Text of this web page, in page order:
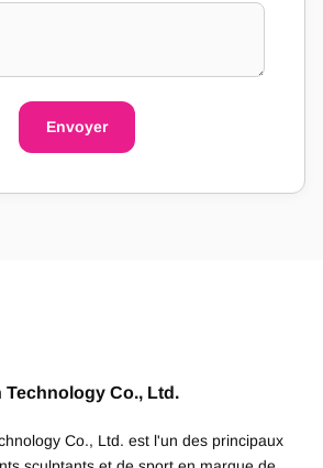
Envoyer
Technology Co., Ltd.
Co., Ltd. est l'un des principaux